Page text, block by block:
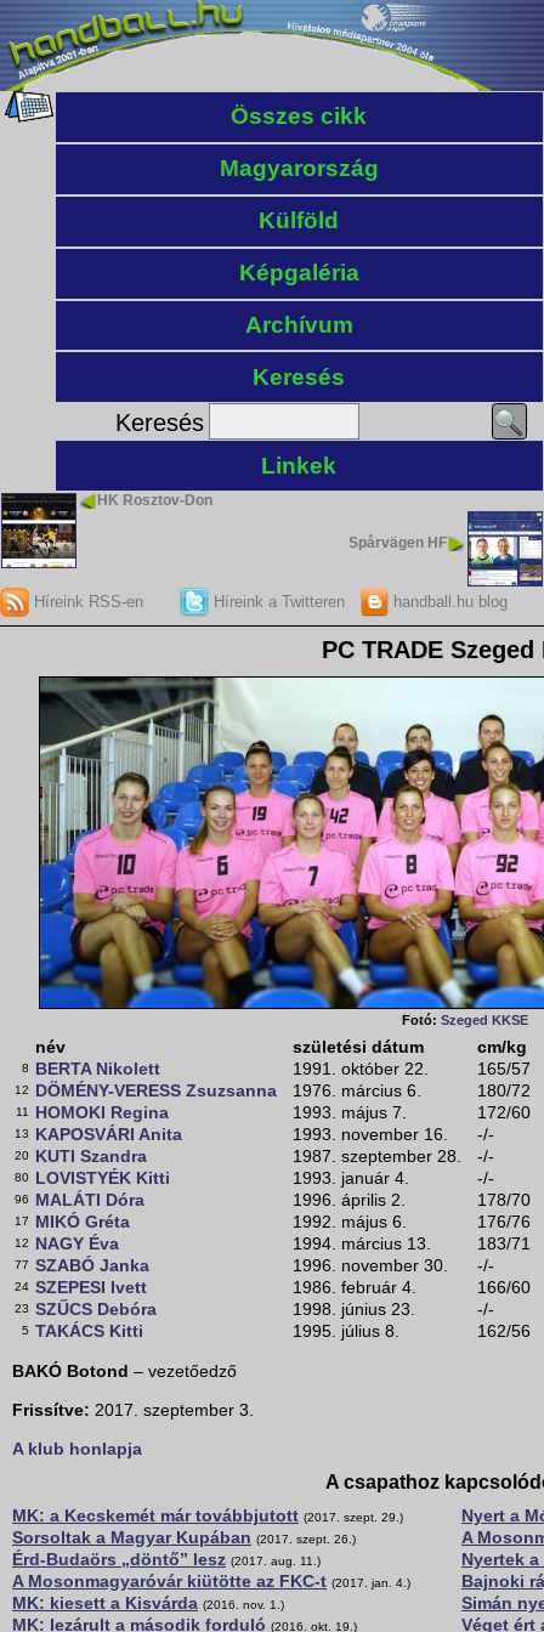
Összes cikk
Magyarország
Külföld
Képgaléria
Archívum
Keresés
Keresés
Linkek
HK Rosztov-Don
Spårvägen HF
Híreink RSS-en Híreink a Twitteren handball.hu blog
PC TRADE Szeged
Fotó: Szeged KKSE
név születési dátum cm/kg
8 BERTA Nikolett 1991. október 22. 165/57
12 DÖMÉNY-VERESS Zsuzsanna 1976. március 6. 180/72
11 HOMOKI Regina 1993. május 7. 172/60
13 KAPOSVÁRI Anita 1993. november 16. -/-
20 KUTI Szandra 1987. szeptember 28. -/-
80 LOVISTYÉK Kitti 1993. január 4. -/-
96 MALÁTI Dóra 1996. április 2. 178/70
17 MIKÓ Gréta 1992. május 6. 176/76
12 NAGY Éva 1994. március 13. 183/71
77 SZABÓ Janka 1996. november 30. -/-
24 SZEPESI Ivett 1986. február 4. 166/60
23 SZŰCS Debóra 1998. június 23. -/-
5 TAKÁCS Kitti 1995. július 8. 162/56
BAKÓ Botond – vezetőedző
Frissítve: 2017. szeptember 3.
A klub honlapja
A csapathoz
MK: a Kecskemét már továbbjutott (2017. szept. 29.)
Sorsoltak a Magyar Kupában (2017. szept. 26.)
Érd-Budaörs „döntő” lesz (2017. aug. 11.)
A Mosonmagyaróvár kiütötte az FKC-t (2017. jan. 4.)
MK: kiesett a Kisvárda (2016. nov. 1.)
MK: lezárult a második forduló (2016. okt. 19.)
Nyert a
A
Nyertek
Bajnoki
Simán
Véget ért